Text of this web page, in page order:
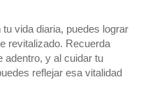
vida diaria, puedes lograr
revitalizado. Recuerda
adentro, y al cuidar tu
reflejar esa vitalidad